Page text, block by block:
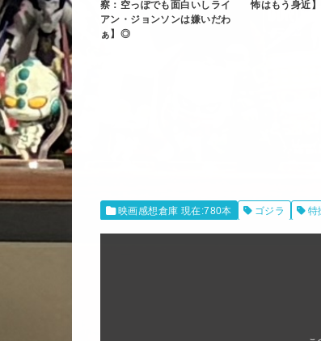
察：空っぽでも面白いしライ
アン・ジョンソンは嫌いだわ
ぁ】◎
怖はもう身近
映画感想倉庫 現在:780本 ゴジラ 特